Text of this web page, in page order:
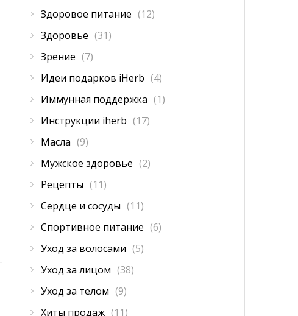
Здоровое питание (12)
Здоровье (31)
Зрение (7)
Идеи подарков iHerb (4)
Иммунная поддержка (1)
Инструкции iherb (17)
Масла (9)
Мужское здоровье (2)
Рецепты (11)
Сердце и сосуды (11)
Спортивное питание (6)
Уход за волосами (5)
Уход за лицом (38)
Уход за телом (9)
Хиты продаж (11)